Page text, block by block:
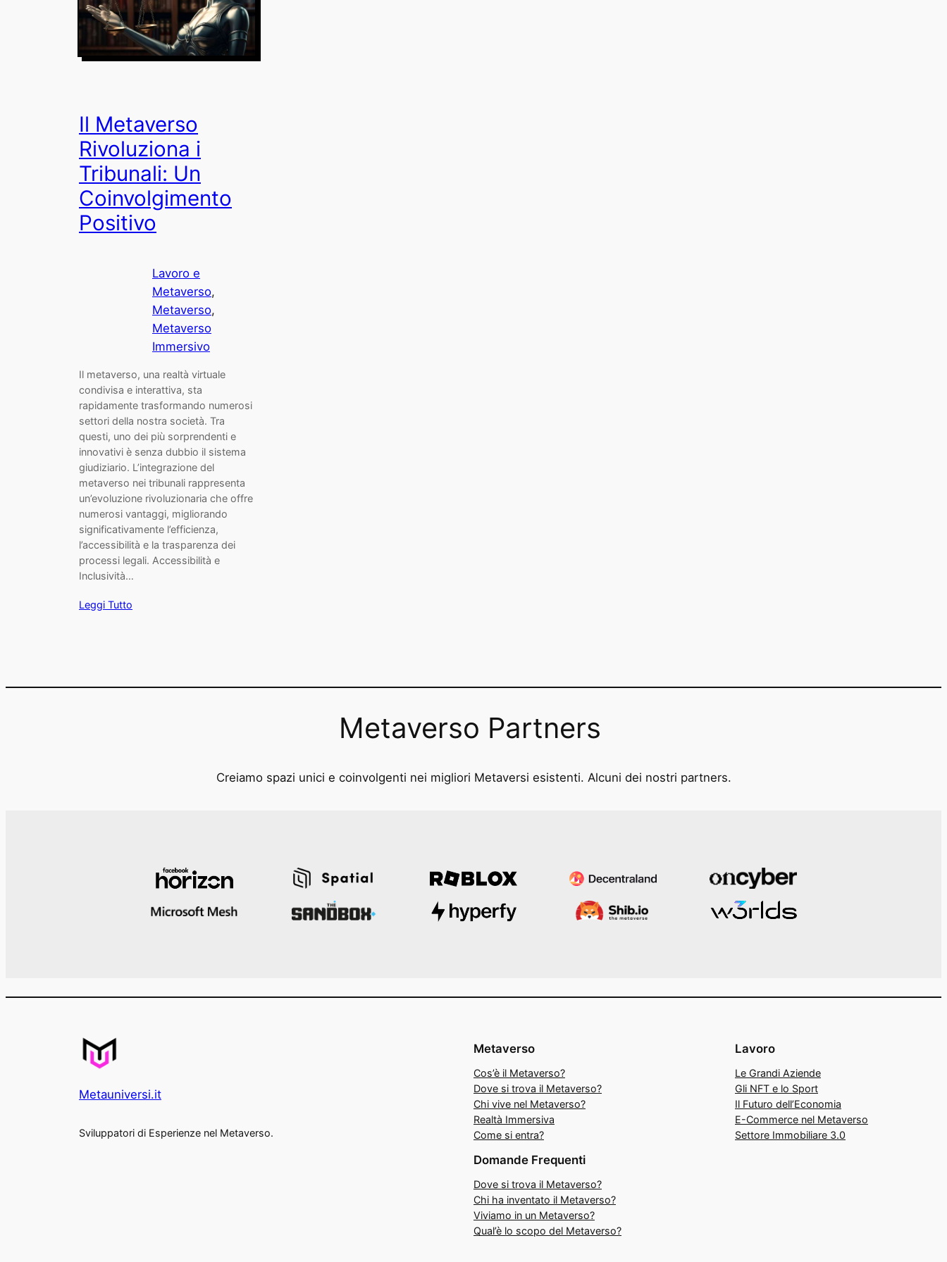
Il Metaverso
Rivoluziona i
Tribunali: Un
Coinvolgimento
Positivo
Lavoro e
Metaverso
Metaverso
Metaverso
Immersivo
Il metaverso, una realtà virtuale
condivisa e interattiva, sta
rapidamente trasformando numerosi
settori della nostra società. Tra
questi, uno dei più sorprendenti e
innovativi è senza dubbio il sistema
giudiziario. L’integrazione del
metaverso nei tribunali rappresenta
un’evoluzione rivoluzionaria che offre
numerosi vantaggi, migliorando
significativamente l’efficienza,
l’accessibilità e la trasparenza dei
processi legali. Accessibilità e
Inclusività…
Leggi Tutto
Metaverso Partners
Creiamo spazi unici e coinvolgenti nei migliori Metaversi esistenti. Alcuni dei nostri partners.
Metauniversi.it
Sviluppatori di Esperienze nel Metaverso.
Metaverso
Cos’è il Metaverso?
Dove si trova il Metaverso?
Chi vive nel Metaverso?
Realtà Immersiva
Come si entra?
Lavoro
Le Grandi Aziende
Gli NFT e lo Sport
Il Futuro dell’Economia
E-Commerce nel Metaverso
Settore Immobiliare 3.0
Domande Frequenti
Dove si trova il Metaverso?
Chi ha inventato il Metaverso?
Viviamo in un Metaverso?
Qual’è lo scopo del Metaverso?